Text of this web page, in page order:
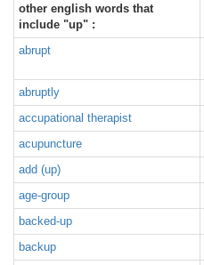
other english words that
include "up" :
abrupt
abruptly
accupational therapist
acupuncture
add (up)
age-group
backed-up
backup